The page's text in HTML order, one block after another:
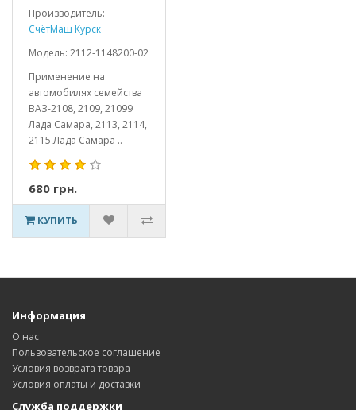
Производитель:
СчётМаш Курск
Модель: 2112-1148200-02
Применение на
автомобилях семейства
ВАЗ-2108, 2109, 21099
Лада Самара, 2113, 2114,
2115 Лада Самара ..
680 грн.
КУПИТЬ
Информация
О нас
Пользовательское соглашение
Условия возврата товара
Условия оплаты и доставки
Служба поддержки